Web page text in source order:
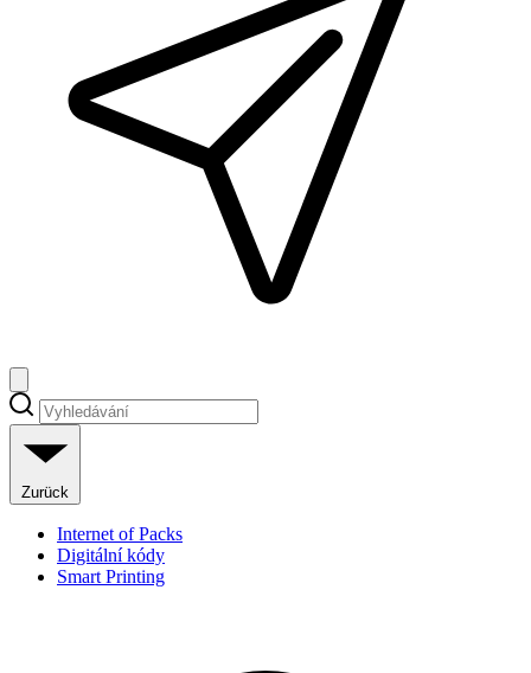
Zurück
Internet of Packs
Digitální kódy
Smart Printing